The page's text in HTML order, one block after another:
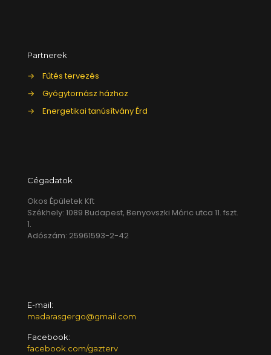
Partnerek
→
Fűtés tervezés
→
Gyógytornász házhoz
→
Energetikai tanúsítvány Érd
Cégadatok
Okos Épületek Kft
Székhely: 1089 Budapest, Benyovszki Móric utca 11. fszt.
1.
Adószám: 25961593-2-42
E-mail:
madarasgergo@gmail.com
Facebook:
facebook.com/gazterv